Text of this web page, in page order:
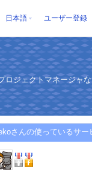
日本語 ユーザー登録
ロジェクトマネージャな
さんの使っているサー